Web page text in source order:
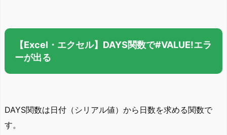
【Excel・エクセル】DAYS関数で#VALUE!エラ
ーが出る
DAYS関数は日付（シリアル値）から日数を求める関数で
す。